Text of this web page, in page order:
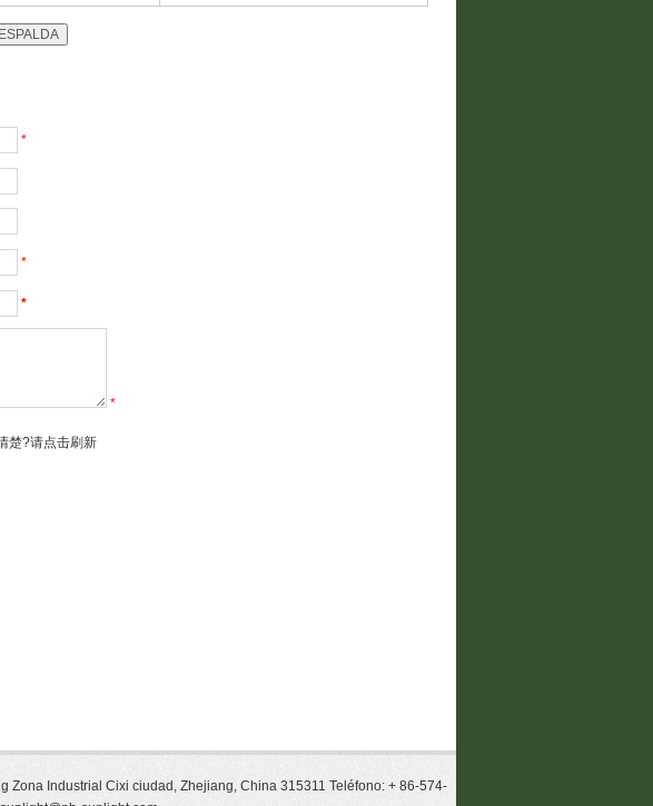
*
*
*
*
Zona Industrial Cixi ciudad, Zhejiang, China 315311 Teléfono: + 86-574-